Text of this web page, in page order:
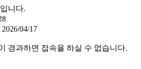
니다.
04/17
경과하면 접속을 하실 수 없습니다.